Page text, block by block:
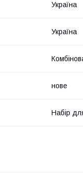
Україна
Україна
нове
Набір